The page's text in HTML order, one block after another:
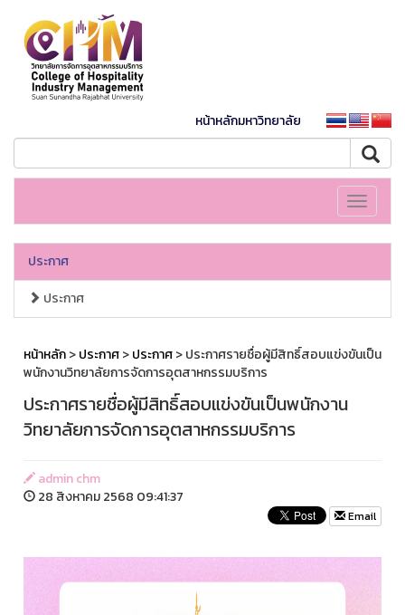
หน้าหลักมหาวิทยาลัย
Toggle
ประกาศ
ประกาศ
หน้าหลัก>ประกาศ>ประกาศ> ประกาศรายชื่อผู้มีสิทธิ์สอบแข่งขันเป็น
พนักงานวิทยาลัยการจัดการอุตสาหกรรมบริการ
ประกาศรายชื่อผู้มีสิทธิ์สอบแข่งขันเป็นพนักงาน
วิทยาลัยการจัดการอุตสาหกรรมบริการ
admin chm
28 สิงหาคม 2568 09:41:37
Email